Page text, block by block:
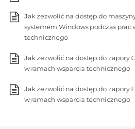
Jak zezwolić na dostęp do
systemem Windows podczas prac
technicznego
Jak zezwolić na dostęp do zapory
w ramach wsparcia technicznego
Jak zezwolić na dostęp do zapory
w ramach wsparcia technicznego